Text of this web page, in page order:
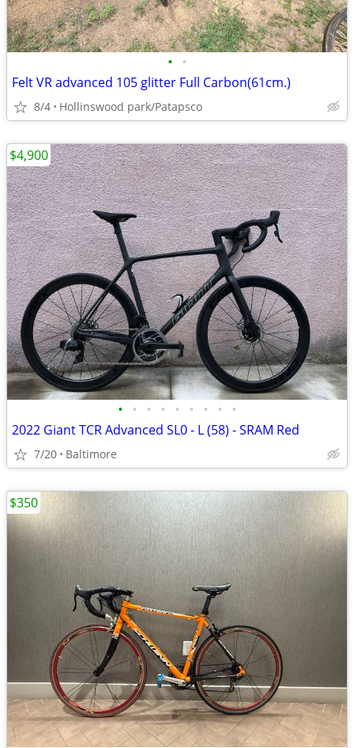
• •
Felt VR advanced 105 glitter Full Carbon(61cm.)
8/4 Hollinswood park/Patapsco
• • • • • • • • •
2022 Giant TCR Advanced SL0 - L (58) - SRAM Red
7/20 Baltimore
$4,900
$350